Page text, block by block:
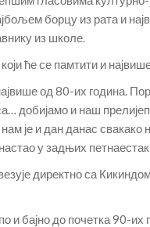
борцу из рата и
из школе.
ће се памтити и
од 80-их година.
добијамо и наш
је и дан данас свакако
настао у задњих
директно са
и бајно до почетка 90-их